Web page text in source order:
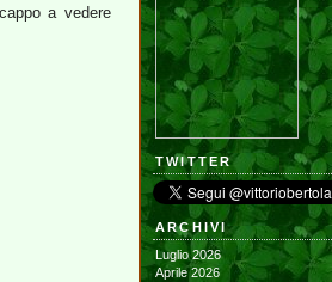
a vedere
TWITTER
ARCHIVI
Luglio 2026
Aprile 2026